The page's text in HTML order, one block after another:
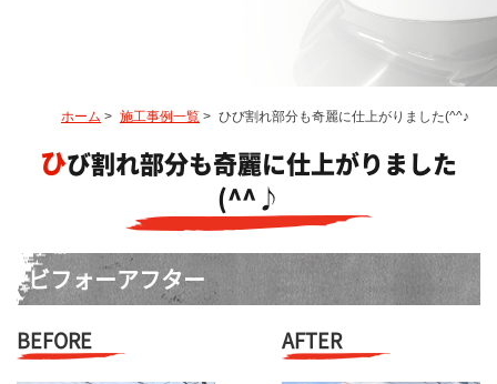
ホーム > 施工事例一覧 > ひび割れ部分も奇麗に仕上がりました(^^♪
ひび割れ部分も奇麗に仕上がりました
(^^♪
ビフォーアフター
AFTER
BEFORE